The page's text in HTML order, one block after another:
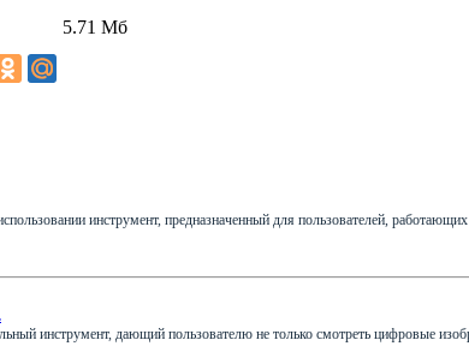
5.71 Мб
инструмент, предназначенный для пользователей,
инструмент, дающий пользователю не только смотреть цифровые